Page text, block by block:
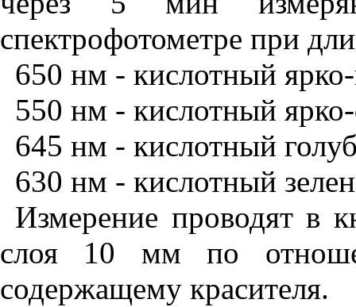
спектрофотометре при
650 нм - кислотный
550 нм - кислотный
645 нм - кислотный
630 нм - кислотный
Измерение проводят в
слоя 10 мм по
содержащему красителя.